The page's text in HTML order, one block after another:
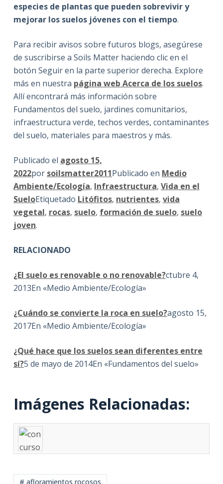
especies de plantas que pueden sobrevivir y
mejorar los suelos jóvenes con el tiempo.
Para recibir avisos sobre futuros blogs, asegúrese
de suscribirse a Soils Matter haciendo clic en el
botón Seguir en la parte superior derecha. Explore
más en nuestra página web Acerca de los suelos.
Allí encontrará más información sobre
Fundamentos del suelo, jardines comunitarios,
infraestructura verde, techos verdes, contaminantes
del suelo, materiales para maestros y más.
Publicado el agosto 15,
2022por soilsmatter2011Publicado en Medio
Ambiente/Ecología, Infraestructura, Vida en el
SueloEtiquetado Litófitos, nutrientes, vida
vegetal, rocas, suelo, formación de suelo, suelo
joven.
RELACIONADO
¿El suelo es renovable o no renovable?ctubre 4,
2013En «Medio Ambiente/Ecología»
¿Cuándo se convierte la roca en suelo?agosto 15,
2017En «Medio Ambiente/Ecología»
¿Qué hace que los suelos sean diferentes entre
sí?5 de mayo de 2014En «Fundamentos del suelo»
Imágenes Relacionadas:
# afloramientos rocosos